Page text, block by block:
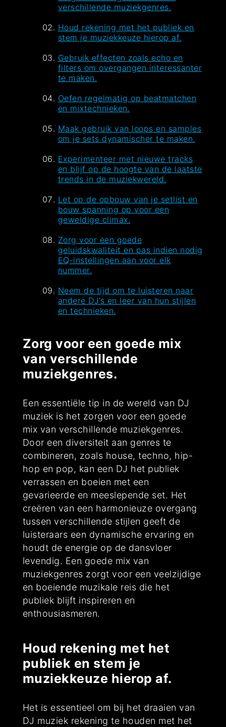
verschillende muziekgenres.
Houd rekening met het publiek en
stem je muziekkeuze hierop af.
Gebruik effecten zoals echo en
filters om overgangen interessanter
te maken.
Oefen regelmatig op beatmatchen
en mixtechnieken.
Maak gebruik van loops en samples
om je sets dynamischer te maken.
Experimenteer met nieuwe tracks
en blijf op de hoogte van de laatste
trends in de muziekwereld.
Let op de opbouw van je setlist en
bouw spanning op voor een
geweldige climax.
Zorg voor een goede
geluidskwaliteit en pas indien nodig
EQ-instellingen aan voor elk
nummer.
Neem de tijd om te luisteren naar
andere DJ’s en leer van hun stijlen
en technieken.
Zorg voor een goede mix
van verschillende
muziekgenres.
Een essentiële tip in de wereld van DJ
muziek is het zorgen voor een goede
mix van verschillende muziekgenres.
Door een diversiteit aan genres te
combineren, zoals house, techno, hip-
hop en pop, kan een DJ het publiek
verrassen en boeien met een
gevarieerde en meeslepende set. Het
creëren van een harmonieuze overgang
tussen verschillende stijlen geeft de
luisteraars een dynamische ervaring en
houdt de energie op de dansvloer
levendig. Een goede mix van
muziekgenres zorgt voor een veelzijdige
en boeiende muzikale reis die het
publiek blijft inspireren en
enthousiasmeren.
Houd rekening met het
publiek en stem je
muziekkeuze hierop af.
Het is essentieel om bij het draaien van
DJ muziek rekening te houden met het